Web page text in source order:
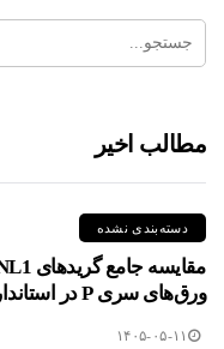
مطالب اخیر
دسته‌بندی نشده
ورق‌های سری P در استاندارد DIN و EN
۱۴۰۵-۰۵-۱۱